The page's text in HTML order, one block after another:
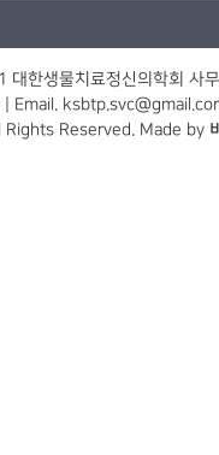
대한생물치료정신의학회 사
Email.
Rights Reserved. Made by